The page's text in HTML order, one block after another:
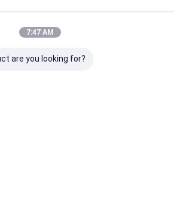
del sito
Privacy Policy
MasterbatchFabbrica cinese.Copyright ©
Co., Ltd. All Rights Reserved.
7:47 AM
are you looking for?